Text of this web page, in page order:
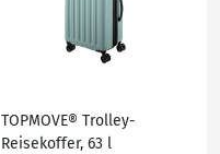
TOPMOVE® Trolley-
Reisekoffer, 63 l